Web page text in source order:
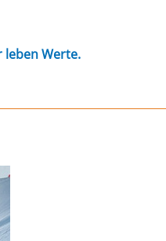
leben Werte.